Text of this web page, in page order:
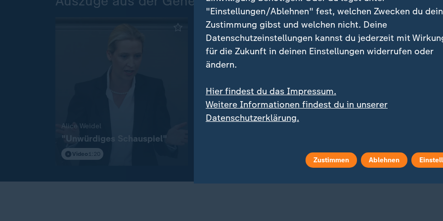
Alice Weidel
"Unwürdiges Schauspiel"
Video 1:20 Video0:15
"Einstellungen/Ablehnen" fest, welchen Zwecken du
Zustimmung gibst und welchen nicht. Deine
Datenschutzeinstellungen kannst du jederzeit mit
für die Zukunft in deinen Einstellungen widerrufen oder
ändern.
Hier findest du das Impressum.
Weitere Informationen findest du in unserer
Datenschutzerklärung.
Zustimmen Ablehnen